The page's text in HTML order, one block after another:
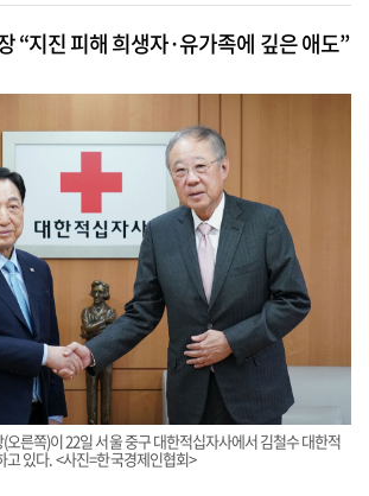
“지진 피해 희생자·유가족에 깊은 애도”
른쪽)이 22일 서울 중구 대한적십자사에서 김철수 대한적
고 있다. <사진=한국경제인협회>